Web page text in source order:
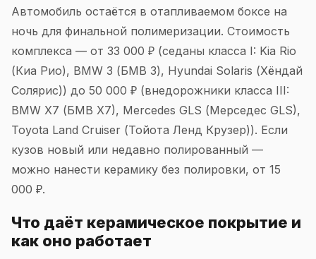
Автомобиль остаётся в отапливаемом боксе на
ночь для финальной полимеризации. Стоимость
комплекса — от 33 000 ₽ (седаны класса I: Kia Rio
(Киа Рио), BMW 3 (БМВ 3), Hyundai Solaris (Хёндай
Солярис)) до 50 000 ₽ (внедорожники класса III:
BMW X7 (БМВ X7), Mercedes GLS (Мерседес GLS),
Toyota Land Cruiser (Тойота Ленд Крузер)). Если
кузов новый или недавно полированный —
можно нанести керамику без полировки, от 15
000 ₽.
Что даёт керамическое покрытие и
как оно работает